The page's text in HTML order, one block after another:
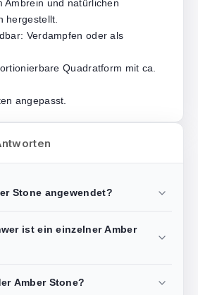
Ambrein und natürlichen
hergestellt.
Verdampfen oder als
Quadratform mit ca.
angepasst.
Stone angewendet?
ist ein einzelner Amber
Amber Stone?